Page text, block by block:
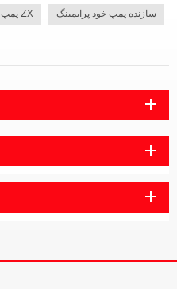
پمپ خود پرایمینگ ZX سازنده پمپ خود پرایمینگ